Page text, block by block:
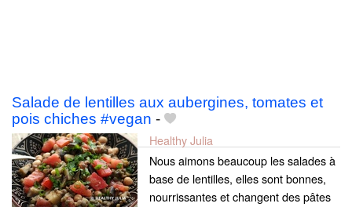
Salade de lentilles aux aubergines, tomates et
pois chiches #vegan -
Healthy Julia
Nous aimons beaucoup les salades à
base de lentilles, elles sont bonnes,
nourrissantes et changent des pâtes